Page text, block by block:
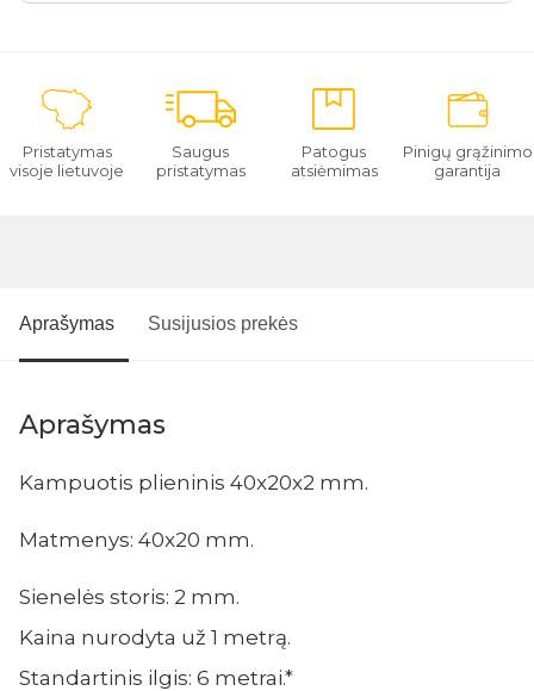
Pristatymas
visoje lietuvoje
Saugus
pristatymas
Patogus
atsiėmimas
Pinigų grąžinimo
garantija
Aprašymas Susijusios prekės
Aprašymas
Kampuotis plieninis 40x20x2 mm.
Matmenys: 40x20 mm.
Sienelės storis: 2 mm.
Kaina nurodyta už 1 metrą.
Standartinis ilgis: 6 metrai.*